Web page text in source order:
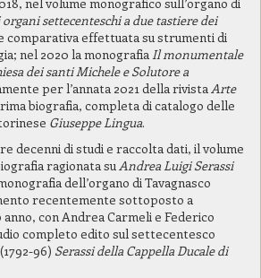
organi settecenteschi a due tastiere dei
comparativa effettuata su strumenti di
nel 2020 la monografiaIl monumentale
dei santi Michele e Solutore a
per l’annata 2021 della rivistaArte
biografia, completa di catalogo delle
Giuseppe Lingua.
decenni di studi e raccolta dati, il volume
ragionata suAndrea Luigi Serassi
dell’organo di Tavagnasco
recentemente sottoposto a
con Andrea Carmeli e Federico
completo edito sul settecentesco
96) Serassi della Cappella Ducale di